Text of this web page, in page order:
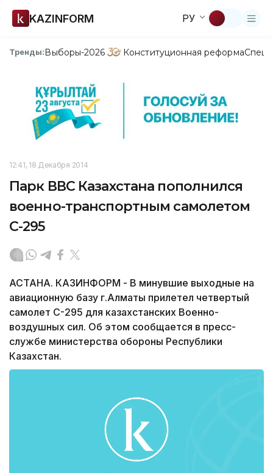
KAZINFORM РУ
Тренды:Выборы-2026 Конституционная реформа
12:41, 18 Декабря 2014
Парк ВВС Казахстана пополнился
военно-транспортным самолетом
С-295
АСТАНА. КАЗИНФОРМ - В минувшие выходные на
авиационную базу г.Алматы прилетел четвертый
самолет С-295 для казахстанских Военно-
воздушных сил. Об этом сообщается в пресс-
службе министерства обороны Республики
Казахстан.